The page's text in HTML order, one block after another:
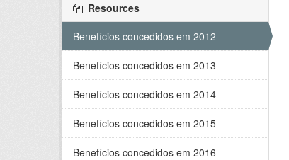
Resources
Benefícios concedidos em 2012
Benefícios concedidos em 2013
Benefícios concedidos em 2014
Benefícios concedidos em 2015
Benefícios concedidos em 2016